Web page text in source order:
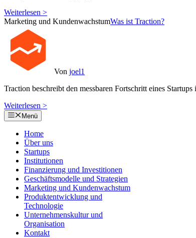
Weiterlesen >
Marketing und KundenwachstumWas ist Traction?
Von joel1
Traction beschreibt den messbaren Fortschritt eines
Weiterlesen >
Menü
Home
Über uns
Startups
Institutionen
Finanzierung und Investitionen
Geschäftsmodelle und Strategien
Marketing und Kundenwachstum
Produktentwicklung und
Technologie
Unternehmenskultur und
Organisation
Kontakt